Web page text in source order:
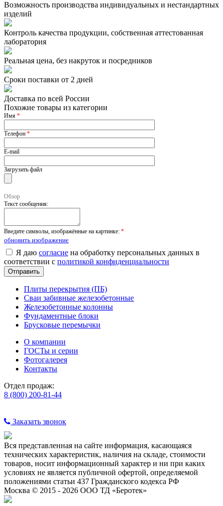
Возможность производства индивидуальных и нестандартных
изделий
Контроль качества продукции, собственная аттестованная
лаборатория
Реальная цена, без накруток и посредников
Сроки поставки от 2 дней
Доставка по всей России
Похожие товары из категории
Имя *
Телефон *
E-mail
Загрузить файл
Обзор
Текст сообщения:
Введите символы, изображённые на картинке: *
обновить изображение
Я даю согласие на обработку персональных данных в
соответствии с политикой конфиденциальности
Плиты перекрытия (ПБ)
Сваи забивные железобетонные
Железобетонные колонны
Фундаментные блоки
Брусковые перемычки
О компании
ГОСТы и серии
Фотогалерея
Контакты
Отдел продаж:
8 (800) 200-81-44
Заказать звонок
Вся представленная на сайте информация, касающаяся
технических характеристик, наличия на складе, стоимости
товаров, носит информационный характер и ни при каких
условиях не является публичной офертой, определяемой
положениями статьи 437 Гражданского кодекса РФ
Москва © 2015 - 2026 ООО ТД «Беротек»